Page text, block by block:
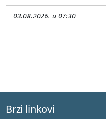
03.08.2026. u 07:30
Brzi linkovi